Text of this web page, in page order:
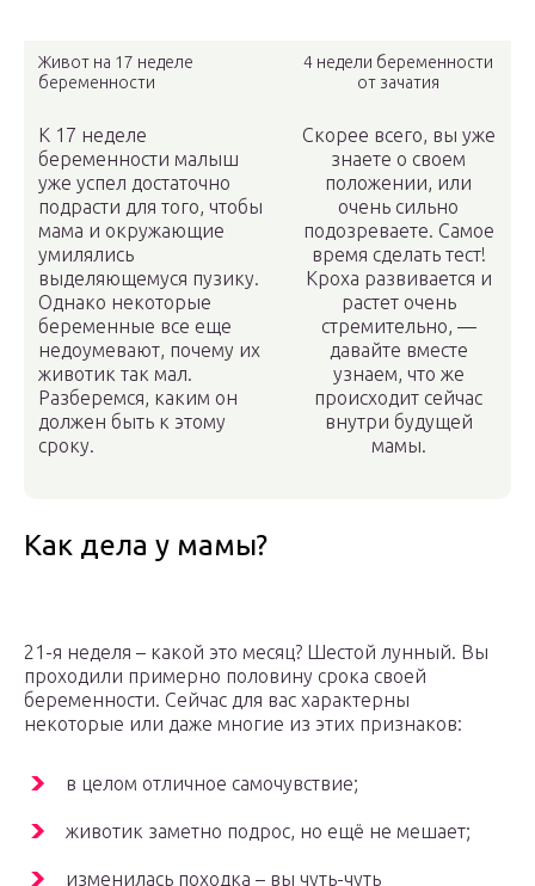
Живот на 17 неделе
беременности
К 17 неделе
беременности малыш
уже успел достаточно
подрасти для того, чтобы
мама и окружающие
умилялись
выделяющемуся пузику.
Однако некоторые
беременные все еще
недоумевают, почему их
животик так мал.
Разберемся, каким он
должен быть к этому
сроку.
4 недели беременности
от зачатия
Скорее всего, вы уже
знаете о своем
положении, или
очень сильно
подозреваете. Самое
время сделать тест!
Кроха развивается и
растет очень
стремительно, —
давайте вместе
узнаем, что же
происходит сейчас
внутри будущей
мамы.
Как дела у мамы?
21-я неделя – какой это месяц? Шестой лунный. Вы
проходили примерно половину срока своей
беременности. Сейчас для вас характерны
некоторые или даже многие из этих признаков:
в целом отличное самочувствие;
животик заметно подрос, но ещё не мешает;
изменилась походка – вы чуть-чуть